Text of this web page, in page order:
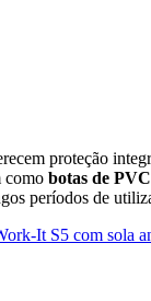
proteção
como botas de PVC
períodos de